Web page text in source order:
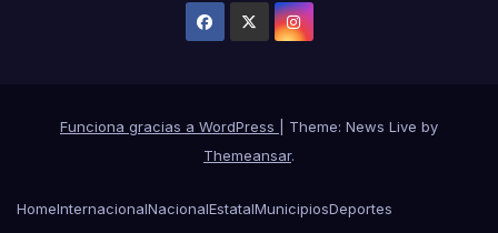
Funciona gracias a WordPress
Theme: News Live by
Themeansar.
HomeInternacionalNacionalEstatalMunicipiosDeportes